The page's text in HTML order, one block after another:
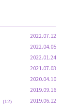
2022.07.12
2022.04.05
2022.01.24
2021.07.03
2020.04.10
2019.09.16
(12) 2019.06.12